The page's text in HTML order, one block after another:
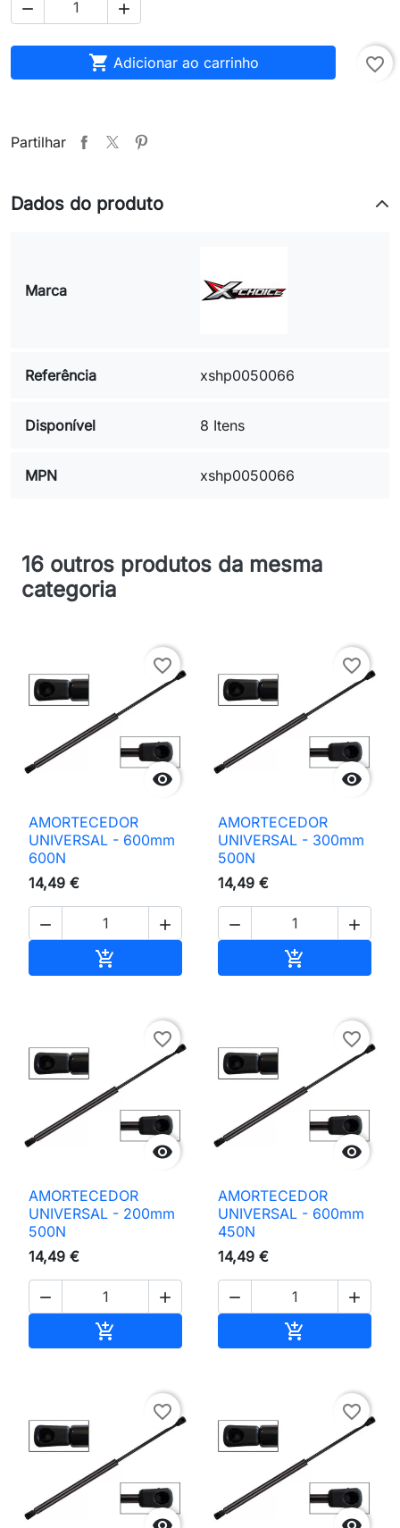
 
 Adicionar ao carrinho favorite_border
Partilhar
Dados do produto
Marca
Referência xshp0050066
Disponível 8 Itens
MPN xshp0050066
16 outros produtos da mesma
categoria

favorite_border
AMORTECEDOR
UNIVERSAL - 600mm
600N
14,49 €
 


favorite_border
AMORTECEDOR
UNIVERSAL - 300mm
500N
14,49 €
 


favorite_border
AMORTECEDOR
UNIVERSAL - 200mm
500N
14,49 €
 


favorite_border
AMORTECEDOR
UNIVERSAL - 600mm
450N
14,49 €
 

favorite_border favorite_border